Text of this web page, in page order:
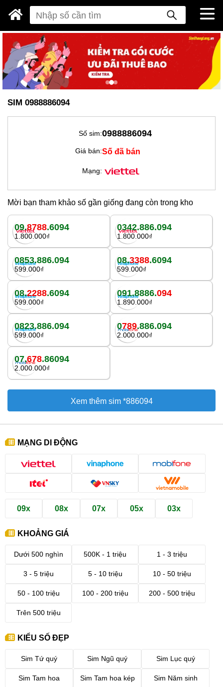
SIM 0988886094
Số sim:0988886094
Giá bán:Số đã bán
Mạng:
Mời bạn tham khảo số gần giống đang còn trong kho
09.8788.6094
1.800.000₫
0342.886.094
1.800.000₫
0853.886.094
599.000₫
08.3388.6094
599.000₫
08.2288.6094
599.000₫
091.8886.094
1.890.000₫
0823.886.094
599.000₫
0789.886.094
2.000.000₫
07.678.86094
2.000.000₫
Xem thêm sim *886094
MẠNG DI ĐỘNG
09x 08x 07x 05x 03x
KHOẢNG GIÁ
Dưới 500 nghìn 500K - 1 triệu 1 - 3 triệu
3 - 5 triệu 5 - 10 triệu 10 - 50 triệu
50 - 100 triệu 100 - 200 triệu 200 - 500 triệu
Trên 500 triệu
KIỂU SỐ ĐẸP
Sim Tứ quý Sim Ngũ quý Sim Lục quý
Sim Tam hoa Sim Tam hoa kép Sim Năm sinh